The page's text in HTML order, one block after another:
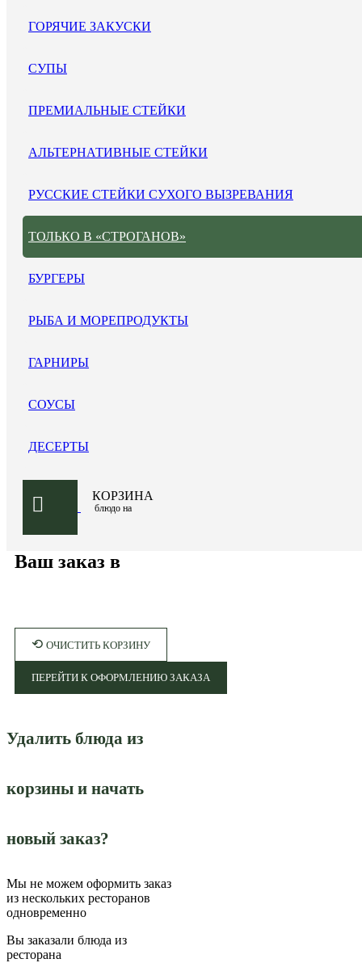
ГОРЯЧИЕ ЗАКУСКИ
СУПЫ
ПРЕМИАЛЬНЫЕ СТЕЙКИ
АЛЬТЕРНАТИВНЫЕ СТЕЙКИ
РУССКИЕ СТЕЙКИ СУХОГО ВЫЗРЕВАНИЯ
ТОЛЬКО В «СТРОГАНОВ»
БУРГЕРЫ
РЫБА И МОРЕПРОДУКТЫ
ГАРНИРЫ
СОУСЫ
ДЕСЕРТЫ
КОРЗИНА
блюдо на
Ваш заказ в
⟲ ОЧИСТИТЬ КОРЗИНУ
ПЕРЕЙТИ К ОФОРМЛЕНИЮ ЗАКАЗА
Удалить блюда из
корзины и начать
новый заказ?
Мы не можем оформить заказ
из нескольких ресторанов
одновременно
Вы заказали блюда из
ресторана